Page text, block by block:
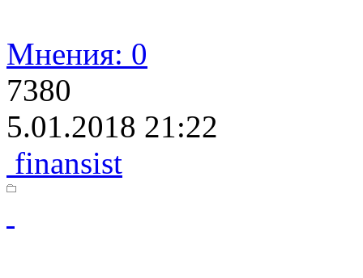
Мнения: 0
7380
5.01.2018 21:22
finansist